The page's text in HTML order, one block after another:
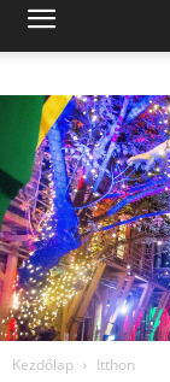
Kezdőlap Itthon